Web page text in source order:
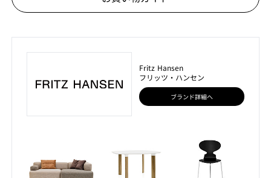
Fritz Hansen
フリッツ・ハンセン
ブランド詳細へ